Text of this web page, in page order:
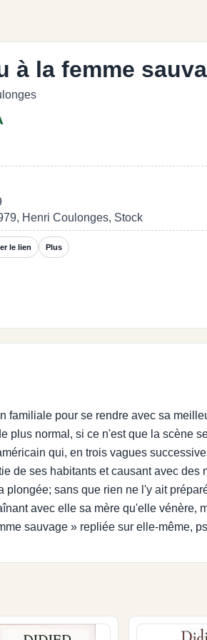
à la femme
Henri Coulonges, Stock
le lien Plus
familiale pour se rendre avec sa
normal, si ce n'est que la scène
qui, en trois vagues
de ses habitants et causant avec
sans que rien ne l'y ait
avec elle sa mère qu'elle vénère,
sauvage » repliée sur elle-même,